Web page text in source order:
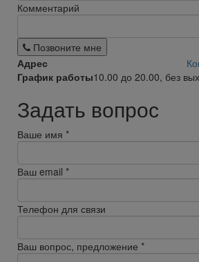
Комментарий
Позвоните мне
Адрес
График работы10.00 до 20.00, без
Задать вопрос
Ваше имя *
Ваш email *
Телефон для связи
Ваш вопрос, предложение *